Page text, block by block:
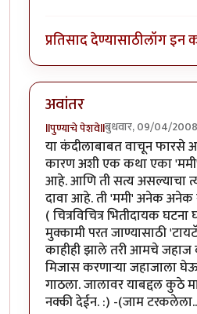
प्रतिसाद देण्यासाठीलॉग इन
अवांतर
llपुण्याचे पेशवेllबुधवार, 09/04/
या कंदीलाबाबत वाचून फारसे
कारण अशी एक कथा एका
आहे. आणि ती सत्य असल्याचा
दावा आहे. ती 'ममी' अनेक
( चित्रविचित्र भितीदायक
मुक्कामी परत जाण्यासाठी
काहीही झाले तरी आमचे जहाज
मिजास करणार्‍या जहाजाला
गाठला. जालावर याबद्दल कुठे
नक्की देईन. :) -(जाम